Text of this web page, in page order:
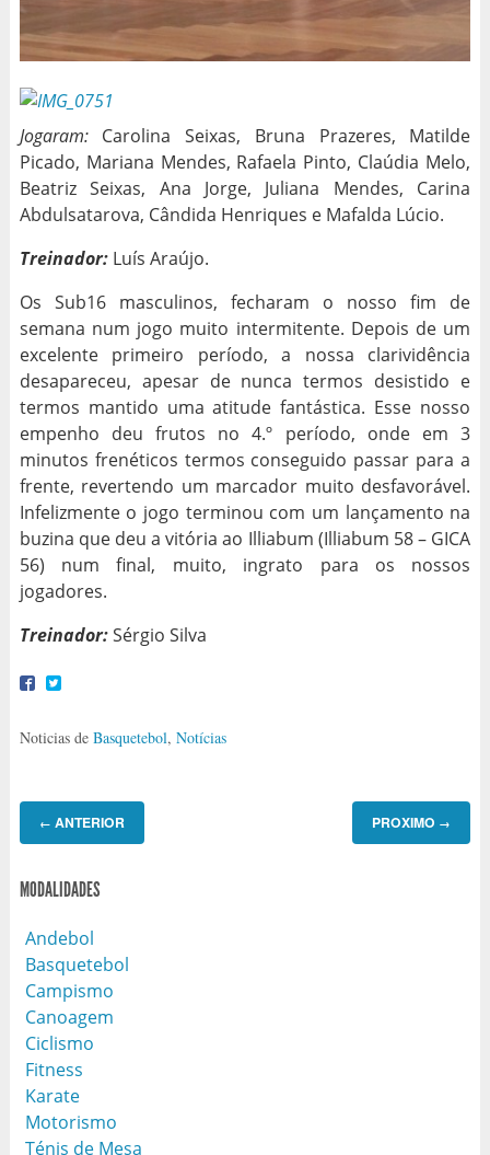
Jogaram:Carolina Seixas, Bruna Prazeres, Matilde
Picado, Mariana Mendes, Rafaela Pinto, Claúdia Melo,
Beatriz Seixas, Ana Jorge, Juliana Mendes, Carina
Abdulsatarova, Cândida Henriques e Mafalda Lúcio.
Treinador:Luís Araújo.
Os Sub16 masculinos, fecharam o nosso fim de
semana num jogo muito intermitente. Depois de um
excelente primeiro período, a nossa clarividência
desapareceu, apesar de nunca termos desistido e
termos mantido uma atitude fantástica. Esse nosso
empenho deu frutos no 4.º período, onde em 3
minutos frenéticos termos conseguido passar para a
frente, revertendo um marcador muito desfavorável.
Infelizmente o jogo terminou com um lançamento na
buzina que deu a vitória ao Illiabum (Illiabum 58 – GICA
56) num final, muito, ingrato para os nossos
jogadores.
Treinador: Sérgio Silva
Noticias de Basquetebol, Notícias
← ANTERIOR PROXIMO →
MODALIDADES
Andebol
Basquetebol
Campismo
Canoagem
Ciclismo
Fitness
Karate
Motorismo
Ténis de Mesa